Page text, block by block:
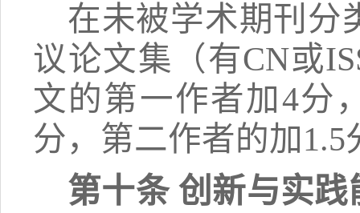
在未被学术期刊分
议论文集（有CN或
文的第一作者加4分
分，第二作者的加1.5
第十条 创新与实践